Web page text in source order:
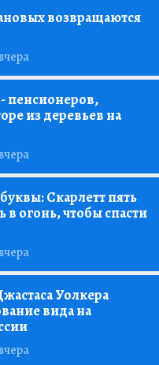
возвращаются
- пенсионеров,
из деревьев на
Скарлетт пять
в огонь, чтобы спасти
Уолкера
вида на